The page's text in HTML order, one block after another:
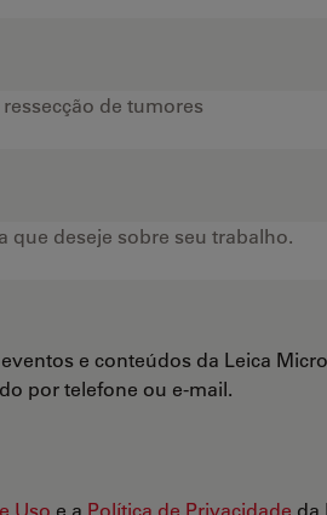
e conteúdos da Leica
por telefone ou e-mail.
Uso e a Política de Privacidade da